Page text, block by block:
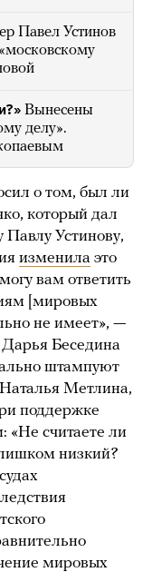
Павел Устинов
Вынесены
делу».
о том, был ли
который дал
Павлу Устинову,
изменила это
вам ответить
[мировых
не имеет», —
Дарья Беседина
штампуют
Метлина,
поддержке
«Не считаете ли
низкий?
мировых